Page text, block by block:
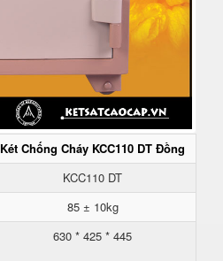
Két Chống Cháy KCC110 DT Đồng
KCC110 DT
85 ± 10kg
630 * 425 * 445